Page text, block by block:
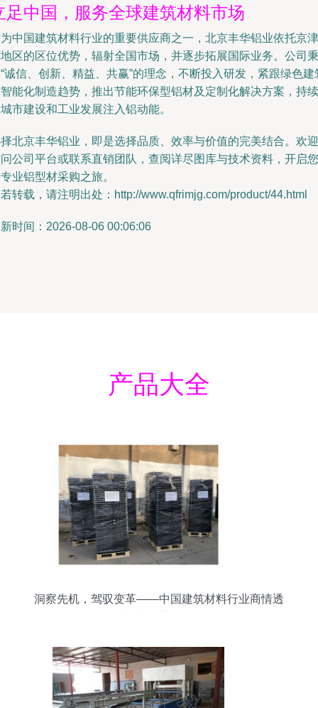
足中国，服务全球建筑材料市场
中国建筑材料行业的重要供应商之一，北京丰华铝业依托京津
区的区位优势，辐射全国市场，并逐步拓展国际业务。公司秉
诚信、创新、精益、共赢”的理念，不断投入研发，紧跟绿色建
能化制造趋势，推出节能环保型铝材及定制化解决方案，持续
市建设和工业发展注入铝动能。
北京丰华铝业，即是选择品质、效率与价值的完美结合。欢迎
公司平台或联系直销团队，查阅详尽图库与技术资料，开启您
业铝型材采购之旅。
转载，请注明出处：http://www.qfrimjg.com/product/44.html
时间：2026-08-06 00:06:06
产品大全
洞察先机，驾驭变革——中国建筑材料行业商情透